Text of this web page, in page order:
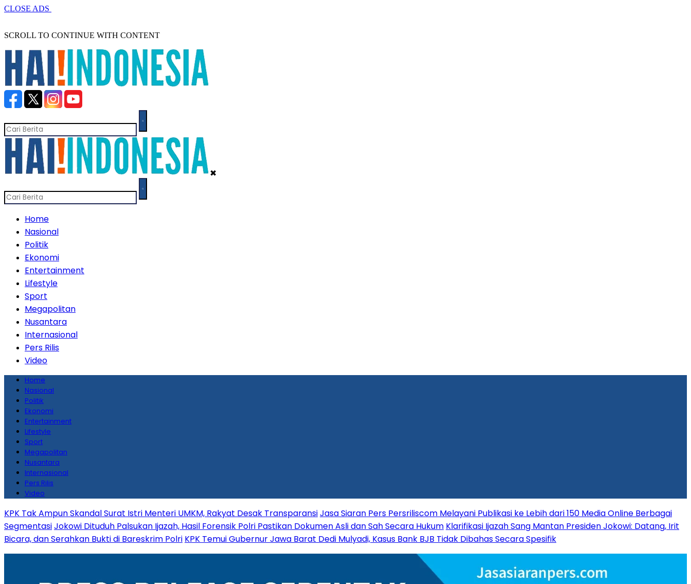
CLOSE ADS
SCROLL TO CONTINUE WITH CONTENT
✖
Home
Nasional
Politik
Ekonomi
Entertainment
Lifestyle
Sport
Megapolitan
Nusantara
Internasional
Pers Rilis
Video
Home
Nasional
Politik
Ekonomi
Entertainment
Lifestyle
Sport
Megapolitan
Nusantara
Internasional
Pers Rilis
Video
KPK Tak Ampun Skandal Surat Istri Menteri UMKM, Rakyat Desak TransparansiJasa Siaran Pers Persriliscom Melayani Publikasi ke Lebih dari 150 Media Online Berbagai
SegmentasiJokowi Dituduh Palsukan Ijazah, Hasil Forensik Polri Pastikan Dokumen Asli dan Sah Secara Hukum Klarifikasi Ijazah Sang Mantan Presiden Jokowi: Datang, Irit
Bicara, dan Serahkan Bukti di Bareskrim Polri KPK Temui Gubernur Jawa Barat Dedi Mulyadi, Kasus Bank BJB Tidak Dibahas Secara Spesifik